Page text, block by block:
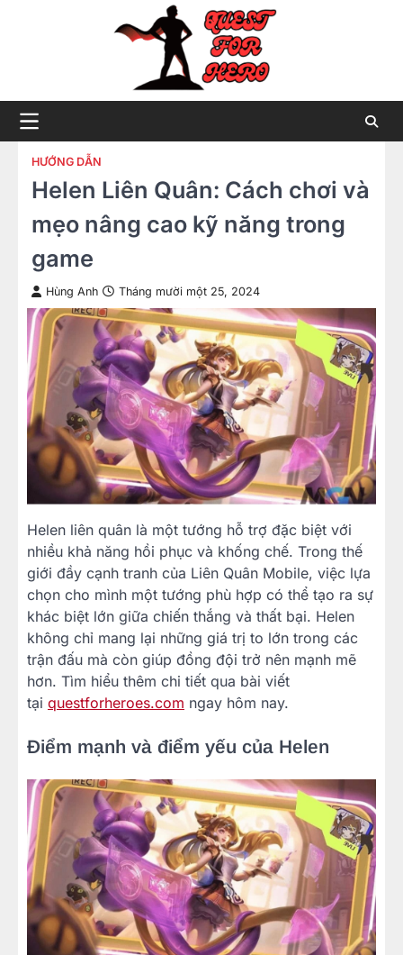
HƯỚNG DẪN
Helen Liên Quân: Cách chơi và
mẹo nâng cao kỹ năng trong
game
Hùng Anh Tháng mười một 25, 2024
Helen liên quân là một tướng hỗ trợ đặc biệt với
nhiều khả năng hồi phục và khống chế. Trong thế
giới đầy cạnh tranh của Liên Quân Mobile, việc lựa
chọn cho mình một tướng phù hợp có thể tạo ra sự
khác biệt lớn giữa chiến thắng và thất bại. Helen
không chỉ mang lại những giá trị to lớn trong các
trận đấu mà còn giúp đồng đội trở nên mạnh mẽ
hơn. Tìm hiểu thêm chi tiết qua bài viết
tại questforheroes.com ngay hôm nay.
Điểm mạnh và điểm yếu của Helen